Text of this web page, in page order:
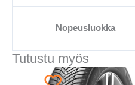
Nopeusluokka
Tutustu myös